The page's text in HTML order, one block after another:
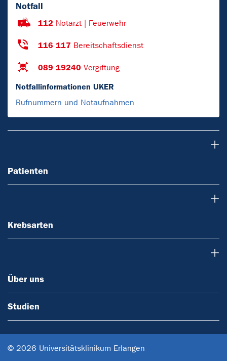
Notfall
112 Notarzt | Feuerwehr
116 117 Bereitschaftsdienst
089 19240 Vergiftung
Notfallinformationen UKER
Rufnummern und Notaufnahmen
Patienten
Krebsarten
Über uns
Studien
© 2026 Universitätsklinikum Erlangen